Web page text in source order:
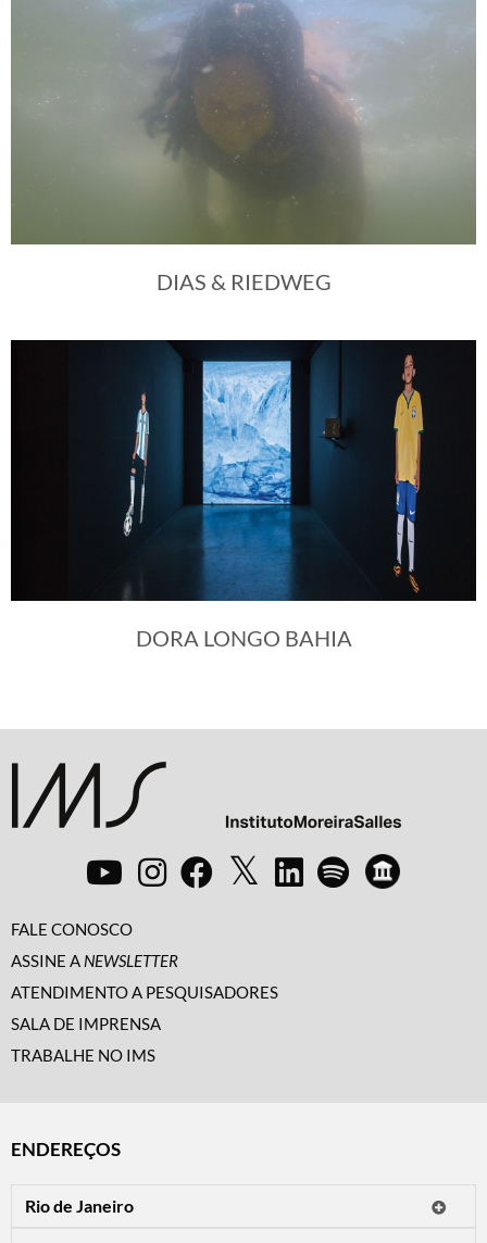
DIAS & RIEDWEG
DORA LONGO BAHIA
FALE CONOSCO
ASSINE A NEWSLETTER
ATENDIMENTO A PESQUISADORES
SALA DE IMPRENSA
TRABALHE NO IMS
ENDEREÇOS
Rio de Janeiro